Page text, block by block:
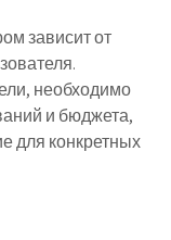
зависит от
необходимо
и бюджета,
для конкретных